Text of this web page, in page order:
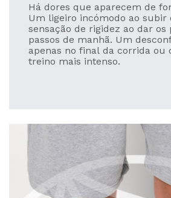
Há dores que aparecem de
Um ligeiro incómodo ao subir
sensação de rigidez ao dar os
passos de manhã. Um
apenas no final da corrida ou
treino mais intenso.